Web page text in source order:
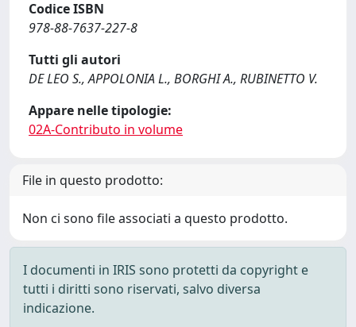
Codice ISBN
978-88-7637-227-8
Tutti gli autori
DE LEO S., APPOLONIA L., BORGHI A., RUBINETTO V.
Appare nelle tipologie:
02A-Contributo in volume
File in questo prodotto:
Non ci sono file associati a questo prodotto.
I documenti in IRIS sono protetti da copyright e
tutti i diritti sono riservati, salvo diversa
indicazione.